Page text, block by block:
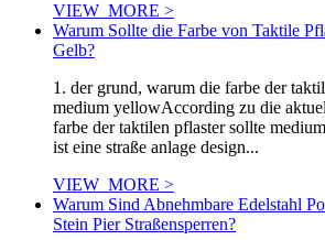
VIEW_MORE >
Warum Sollte die Farbe von Taktile
Gelb?
1. der grund, warum die farbe der
medium yellowAccording zu die
farbe der taktilen pflaster sollte
ist eine straße anlage design...
VIEW_MORE >
Warum Sind Abnehmbare Edelstahl
Stein Pier Straßensperren?